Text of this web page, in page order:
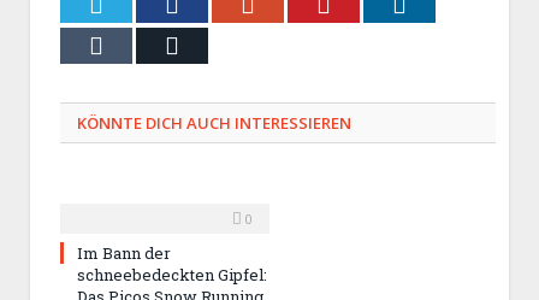
Tumblr
KÖNNTE DICH AUCH INTERESSIEREN
0
Im Bann der
schneebedeckten Gipfel: